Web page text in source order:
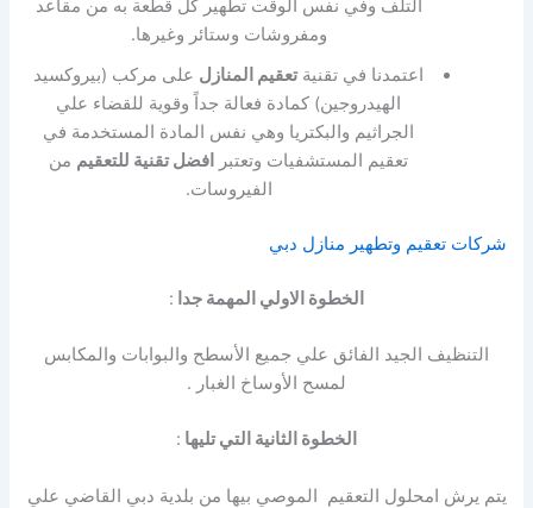
التلف وفي نفس الوقت تطهير كل قطعة به من مقاعد
ومفروشات وستائر وغيرها.
اعتمدنا في تقنيةتعقيم المنازل على مركب (بيروكسيد
الهيدروجين) كمادة فعالة جداً وقوية للقضاء علي
الجراثيم والبكتريا وهي نفس المادة المستخدمة في
تعقيم المستشفيات وتعتبر
افضل تقنية للتعقيم من
الفيروسات.
شركات تعقيم وتطهير منازل دبي
الخطوة الاولي المهمة جدا :
التنظيف الجيد الفائق علي جميع الأسطح والبوابات والمكابس
لمسح الأوساخ الغبار .
الخطوة الثانية التي تليها :
يتم يرش امحلول التعقيم الموصي بيها من بلدية دبي القاضي علي